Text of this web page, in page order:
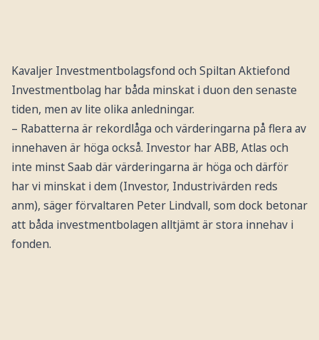
Kavaljer Investmentbolagsfond och Spiltan Aktiefond
Investmentbolag har båda minskat i duon den senaste
tiden, men av lite olika anledningar.
– Rabatterna är rekordlåga och värderingarna på flera av
innehaven är höga också. Investor har ABB, Atlas och
inte minst Saab där värderingarna är höga och därför
har vi minskat i dem (Investor, Industrivärden reds
anm), säger förvaltaren Peter Lindvall, som dock betonar
att båda investmentbolagen alltjämt är stora innehav i
fonden.